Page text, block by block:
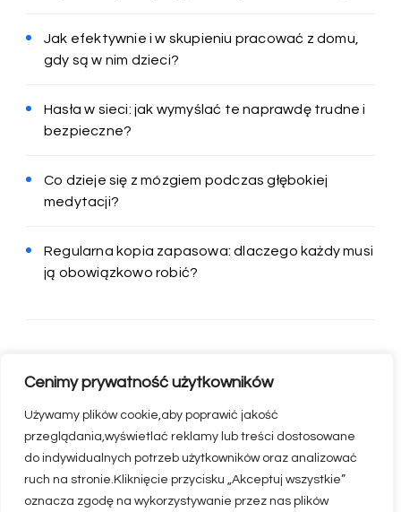
Cenimy prywatność użytkowników
Używamy plików cookie,aby poprawić jakość
przeglądania,wyświetlać reklamy lub treści dostosowane
do indywidualnych potrzeb użytkowników oraz analizować
ruch na stronie.Kliknięcie przycisku „Akceptuj wszystkie”
oznacza zgodę na wykorzystywanie przez nas plików
Jak efektywnie i w skupieniu pracować z domu,
gdy są w nim dzieci?
Hasła w sieci: jak wymyślać te naprawdę trudne i
bezpieczne?
Co dzieje się z mózgiem podczas głębokiej
medytacji?
Regularna kopia zapasowa: dlaczego każdy musi
ją obowiązkowo robić?